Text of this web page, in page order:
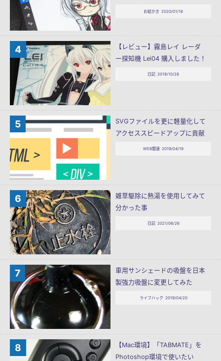
お絵かき 2020/01/16
【レビュー】霧島レイ レーダ
ー探知機 Lei04 購入しました！
日記 2019/10/28
SVGファイルを更に軽量化して
アクセススピードアップに貢献
WEB関連 2019/04/19
雑草駆除に熱湯を使用してみて
分かった事
日記 2021/06/26
車用サンシェードの吸盤を日本
製強力吸盤に変更してみた
ライフハック 2019/04/20
【Mac環境】「TABMATE」を
Photoshop環境で使いたい